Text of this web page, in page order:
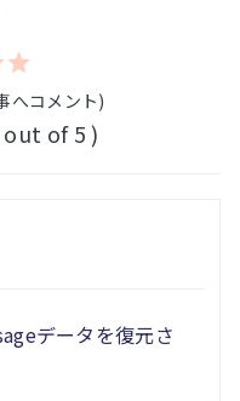
へコメント)
out of 5 )
データを復元さ